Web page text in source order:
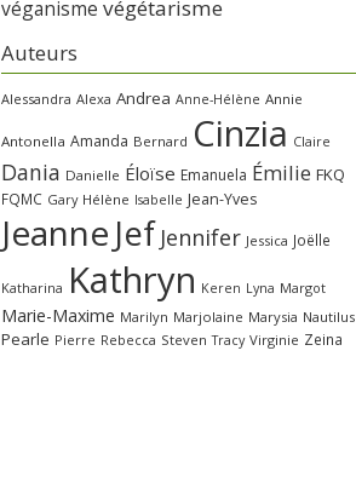
véganisme végétarisme
Auteurs
Alessandra Alexa Andrea Anne-Hélène Annie
Antonella Amanda Bernard Cinzia Claire
Dania Danielle Éloïse Emanuela Émilie FKQ
FQMC Gary Hélène Isabelle Jean-Yves
Jeanne Jef Jennifer Jessica Joëlle
Katharina Kathryn Keren Lyna Margot
Marie-Maxime Marilyn Marjolaine Marysia Nautilus
Pearle Pierre Rebecca Steven Tracy Virginie Zeina